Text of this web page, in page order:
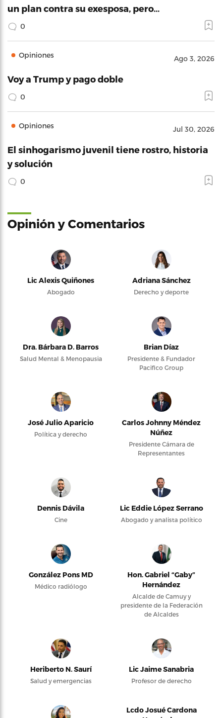
un plan contra su exesposa, pero…
0
Opiniones Ago 3, 2026
Voy a Trump y pago doble
0
Opiniones Jul 30, 2026
El sinhogarismo juvenil tiene rostro, historia
y solución
0
Opinión y Comentarios
Lic Alexis Quiñones
Abogado
Adriana Sánchez
Derecho y deporte
Dra. Bárbara D. Barros
Salud Mental & Menopausia
Brian Díaz
Presidente & Fundador
Pacifico Group
José Julio Aparicio
Política y derecho
Carlos Johnny Méndez
Núñez
Presidente Cámara de
Representantes
Dennis Dávila
Cine
Lic Eddie López Serrano
Abogado y analista político
González Pons MD
Médico radiólogo
Hon. Gabriel “Gaby”
Hernández
Alcalde de Camuy y
presidente de la Federación
de Alcaldes
Heriberto N. Saurí
Salud y emergencias
Lic Jaime Sanabria
Profesor de derecho
Lcdo Josué Cardona